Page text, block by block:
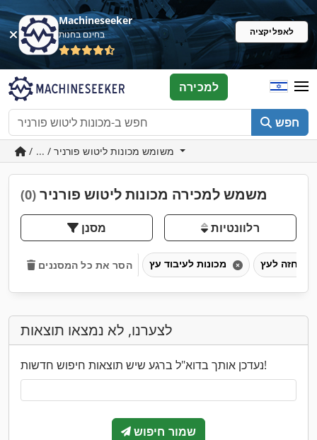
Machineseeker
בחינם בחנות לאפליקציה
חפש
למכירה
משמש למכירה מכונות ליטוש פורניר (0)
מסנן רלוונטיות
הסר את כל המסננים
לצערנו, לא נמצאו תוצאות
נעדכן אותך בדוא"ל ברגע שיש תוצאות חיפוש חדשות!
שמור חיפוש